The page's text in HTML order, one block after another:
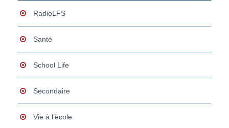
RadioLFS
Santé
School Life
Secondaire
Vie à l’école